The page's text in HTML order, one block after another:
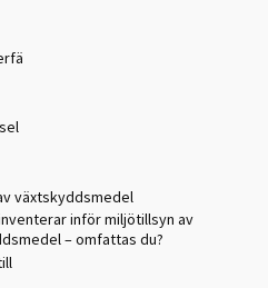
växtskyddsmedel
inför miljötillsyn av
– omfattas du?